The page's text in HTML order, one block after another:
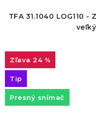
TFA 31.1040 LOG110
24 %
Tip
Presný snímač